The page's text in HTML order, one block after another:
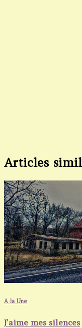
Articles
A la Une
J’aime mes silences